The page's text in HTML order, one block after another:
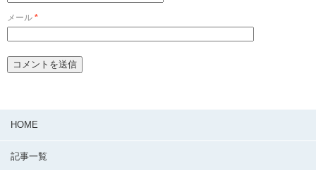
メール *
HOME
記事一覧